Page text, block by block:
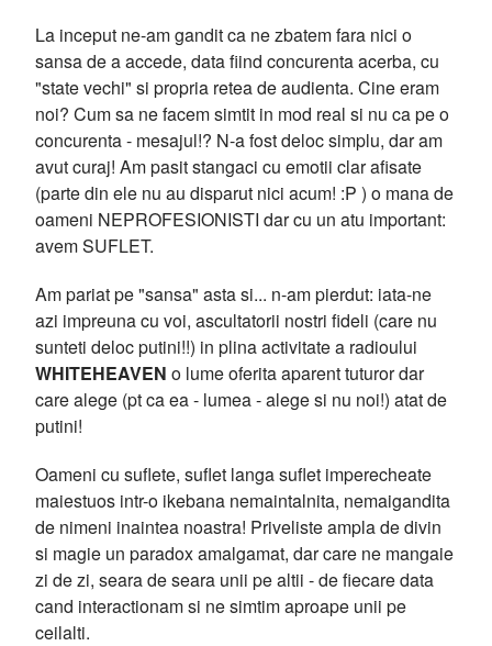
La inceput ne-am gandit ca ne zbatem fara nici o
sansa de a accede, data fiind concurenta acerba, cu
"state vechi" si propria retea de audienta. Cine eram
noi? Cum sa ne facem simtit in mod real si nu ca pe o
concurenta - mesajul!? N-a fost deloc simplu, dar am
avut curaj! Am pasit stangaci cu emotii clar afisate
(parte din ele nu au disparut nici acum! :P ) o mana de
oameni NEPROFESIONISTI dar cu un atu important:
avem SUFLET.
Am pariat pe "sansa" asta si... n-am pierdut: iata-ne
azi impreuna cu voi, ascultatorii nostri fideli (care nu
sunteti deloc putini!!) in plina activitate a radioului
WHITEHEAVEN o lume oferita aparent tuturor dar
care alege (pt ca ea - lumea - alege si nu noi!) atat de
putini!
Oameni cu suflete, suflet langa suflet imperecheate
maiestuos intr-o ikebana nemaintalnita, nemaigandita
de nimeni inaintea noastra! Priveliste ampla de divin
si magie un paradox amalgamat, dar care ne mangaie
zi de zi, seara de seara unii pe altii - de fiecare data
cand interactionam si ne simtim aproape unii pe
ceilalti.